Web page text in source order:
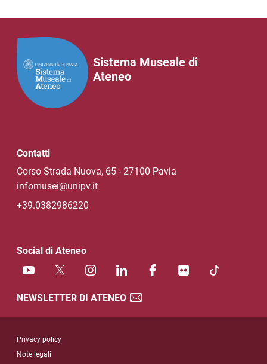
Sistema Museale di
Ateneo
Contatti
Corso Strada Nuova, 65 - 27100 Pavia
infomusei@unipv.it
+39.0382986220
Social di Ateneo
NEWSLETTER DI ATENEO
Privacy policy
Note legali